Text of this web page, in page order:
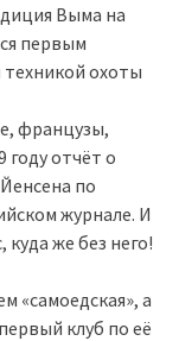
Выма на
первым
охоты
французы,
году отчёт о
по
журнале. И
же без него!
«самоедская», а
клуб по её